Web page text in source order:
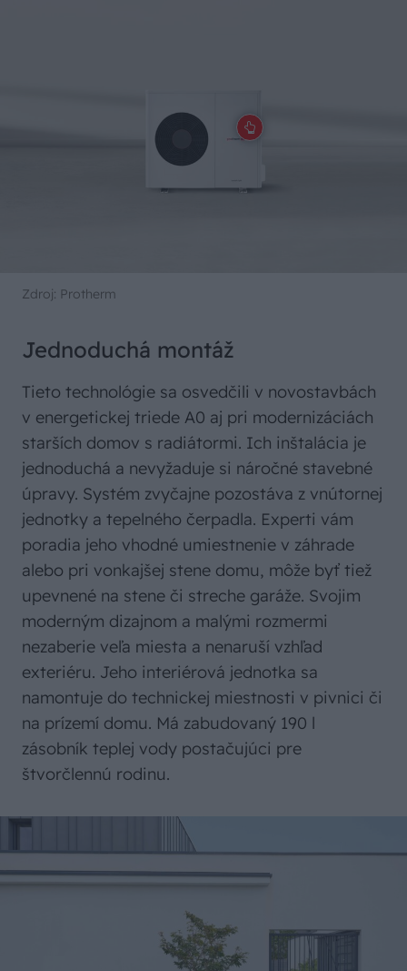
Zdroj: Protherm
Jednoduchá montáž
Tieto technológie sa osvedčili v novostavbách
v energetickej triede A0 aj pri modernizáciách
starších domov s radiátormi. Ich inštalácia je
jednoduchá a nevyžaduje si náročné stavebné
úpravy. Systém zvyčajne pozostáva z vnútornej
jednotky a tepelného čerpadla. Experti vám
poradia jeho vhodné umiestnenie v záhrade
alebo pri vonkajšej stene domu, môže byť tiež
upevnené na stene či streche garáže. Svojim
moderným dizajnom a malými rozmermi
nezaberie veľa miesta a nenaruší vzhľad
exteriéru. Jeho interiérová jednotka sa
namontuje do technickej miestnosti v pivnici či
na prízemí domu. Má zabudovaný 190 l
zásobník teplej vody postačujúci pre
štvorčlennú rodinu.